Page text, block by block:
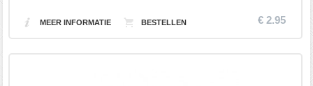
€ 2.95
MEER INFORMATIE